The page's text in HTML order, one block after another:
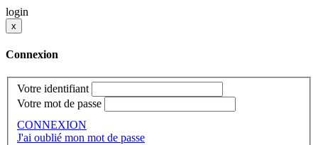
login
x
Connexion
Votre identifiant
Votre mot de passe
CONNEXION
J'ai oublié mon mot de passe